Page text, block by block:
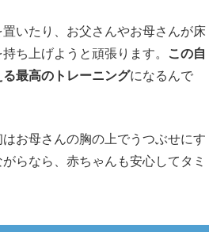
いたり、お父さんやお母さんが床
ち上げようと頑張ります。 この自
最高のトレーニングになるんで
お母さんの胸の上でうつぶせにす
らなら、赤ちゃんも安心してタミ